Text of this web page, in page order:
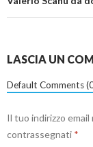
LASCIA UN
Default Comments
Il tuo indirizzo
contrassegnati *